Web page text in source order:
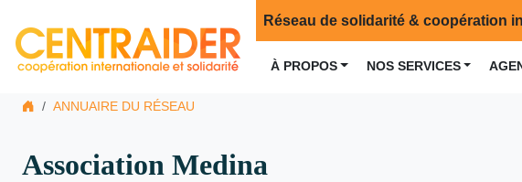
Réseau de solidarité & coopération
À PROPOS NOS SERVICES
ANNUAIRE DU RÉSEAU
Association Medina